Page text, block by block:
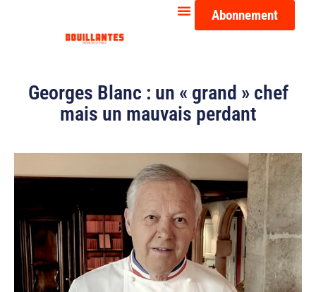
Abonnement
Georges Blanc : un « grand » chef
mais un mauvais perdant